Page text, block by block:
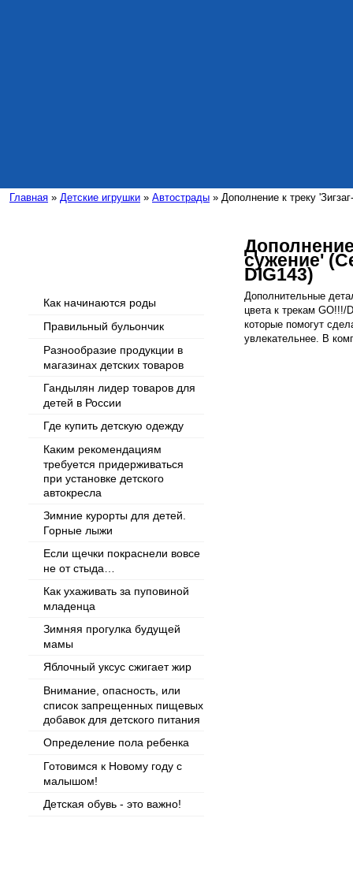
Главная » Детские игрушки » Автострады » Дополнение к треку
Как начинаются роды
Правильный бульончик
Разнообразие продукции в
магазинах детских товаров
Гандылян лидер товаров для
детей в России
Где купить детскую одежду
Каким рекомендациям
требуется придерживаться
при установке детского
автокресла
Зимние курорты для детей.
Горные лыжи
Если щечки покраснели вовсе
не от стыда…
Как ухаживать за пуповиной
младенца
Зимняя прогулка будущей
мамы
Яблочный уксус сжигает жир
Внимание, опасность, или
список запрещенных пищевых
добавок для детского питания
Определение пола ребенка
Готовимся к Новому году с
малышом!
Детская обувь - это важно!
Дополнение
сужение'
DIG143)
Дополнительные
цвета к трекам GO!!!/
которые помогут
увлекательнее. В